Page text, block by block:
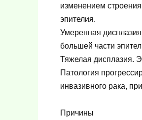
изменением
эпителия.
Умеренная
большей части
Тяжелая дисплазия.
Патология
инвазивного рака,
Причины